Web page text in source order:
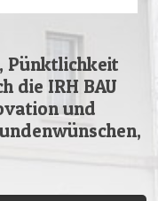
Pünktlichkeit
die IRH BAU
und